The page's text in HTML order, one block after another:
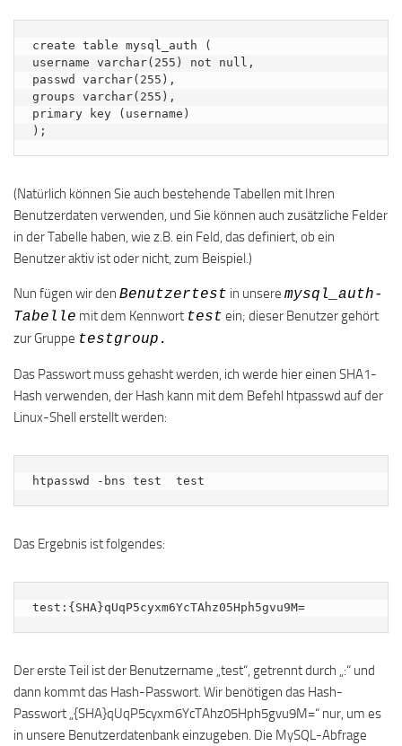
create table mysql_auth (
username varchar(255) not null,
passwd varchar(255),
groups varchar(255),
primary key (username)
);
(Natürlich können Sie auch bestehende Tabellen mit Ihren
Benutzerdaten verwenden, und Sie können auch zusätzliche Felder
in der Tabelle haben, wie z.B. ein Feld, das definiert, ob ein
Benutzer aktiv ist oder nicht, zum Beispiel.)
Nun fügen wir den Benutzertest in unsere mysql_auth-
Tabelle mit dem Kennwort test ein; dieser Benutzer gehört
zur Gruppe testgroup.
Das Passwort muss gehasht werden, ich werde hier einen SHA1-
Hash verwenden, der Hash kann mit dem Befehl htpasswd auf der
Linux-Shell erstellt werden:
htpasswd -bns test  test
Das Ergebnis ist folgendes:
test:{SHA}qUqP5cyxm6YcTAhz05Hph5gvu9M=
Der erste Teil ist der Benutzername „test“, getrennt durch „:“ und
dann kommt das Hash-Passwort. Wir benötigen das Hash-
Passwort „{SHA}qUqP5cyxm6YcTAhz05Hph5gvu9M=“ nur, um es
in unsere Benutzerdatenbank einzugeben. Die MySQL-Abfrage